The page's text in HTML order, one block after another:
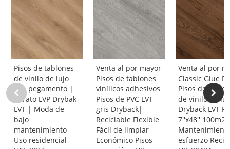
Pisos de tablones
de vinilo de lujo
con pegamento |
Barato LVP Drybak
LVT | Moda de
bajo
mantenimiento
Uso residencial
Venta al por mayor
Pisos de tablones
vinílicos adhesivos
Pisos de PVC LVT
gris Dryback|
Reciclable Flexible
Fácil de limpiar
Económico Pisos
Venta al por
Classic Glue
Pisos de
de vinilo de
Dryback LVT
7''x48''
esfuerzo